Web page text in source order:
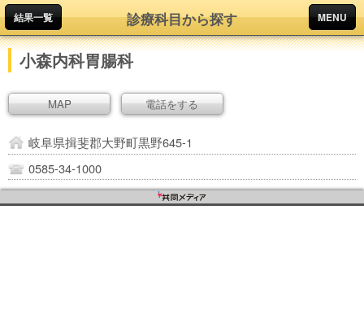
結果一覧 診療科目から探す MENU
小森内科胃腸科
MAP 電話をする
岐阜県揖斐郡大野町黒野645-1
0585-34-1000